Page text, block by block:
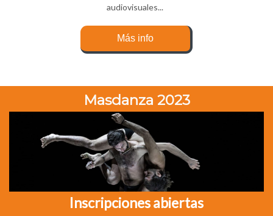
audiovisuales...
Más info
Masdanza 2023
Inscripciones abiertas